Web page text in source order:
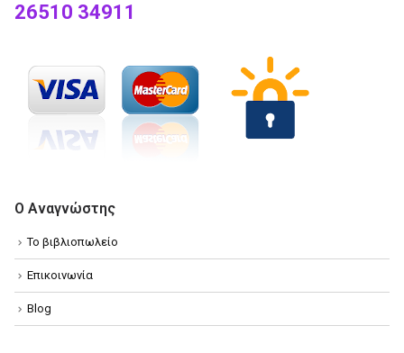
26510 34911
Ο Αναγνώστης
Το βιβλιοπωλείο
Επικοινωνία
Blog